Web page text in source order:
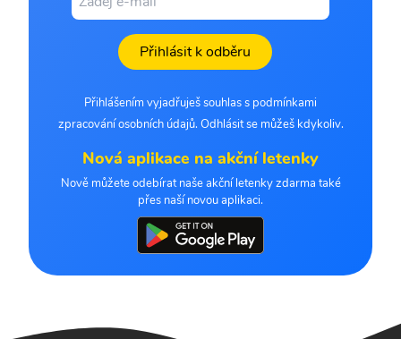
Přihlásit k odběru
Přihlášením vyjadřuješ souhlas s podmínkami
zpracování osobních údajů. Odhlásit se můžeš kdykoliv.
Nová aplikace na akční letenky
Nově můžete odebírat naše akční letenky zdarma také
přes naší novou aplikaci.